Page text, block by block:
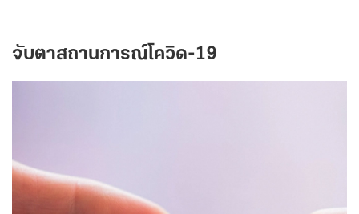
จับตาสถานการณ์โควิด-19